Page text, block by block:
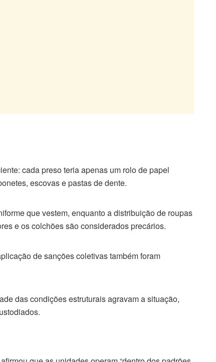
cada preso teria apenas um rolo de papel
escovas e pastas de dente.
que vestem, enquanto a distribuição de roupas
e os colchões são considerados precários.
de sanções coletivas também foram
das condições estruturais agravam a situação,